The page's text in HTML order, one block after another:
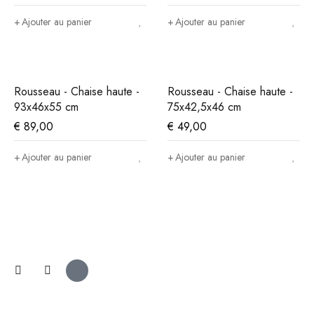
Ajouter au panier Ajouter au panier
Rousseau - Chaise haute -
93x46x55 cm
€ 89,00
Ajouter au panier
Rousseau - Chaise haute -
75x42,5x46 cm
€ 49,00
Ajouter au panier